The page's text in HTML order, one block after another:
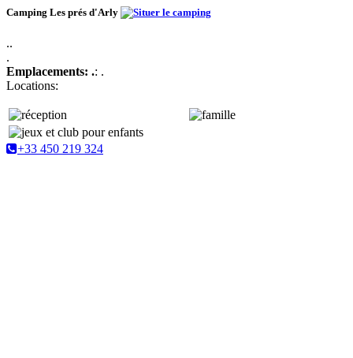
Camping Les prés d'Arly
..
.
Emplacements: .: .
Locations:
+33 450 219 324